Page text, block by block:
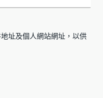
址及個人網站網址，以供